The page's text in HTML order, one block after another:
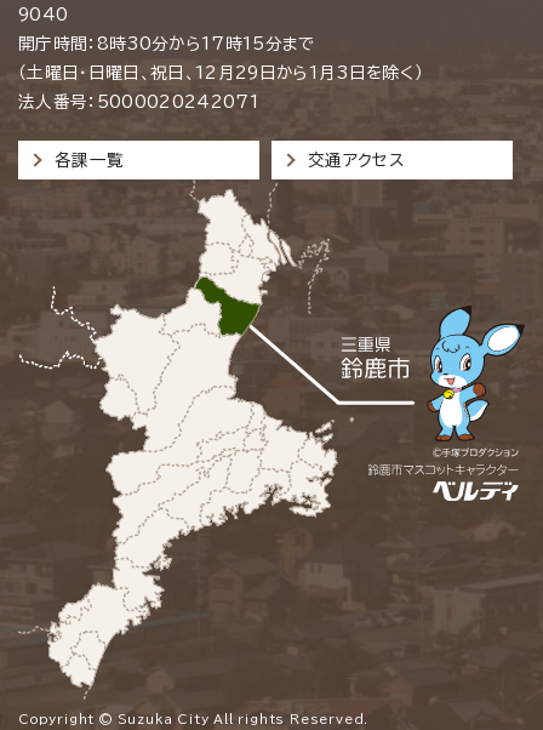
9040
開庁時間：8時30分から17時15分まで
（土曜日・日曜日、祝日、12月29日から1月3日を除く）
法人番号：5000020242071
各課一覧 交通アクセス
Copyright © Suzuka City All rights Reserved.